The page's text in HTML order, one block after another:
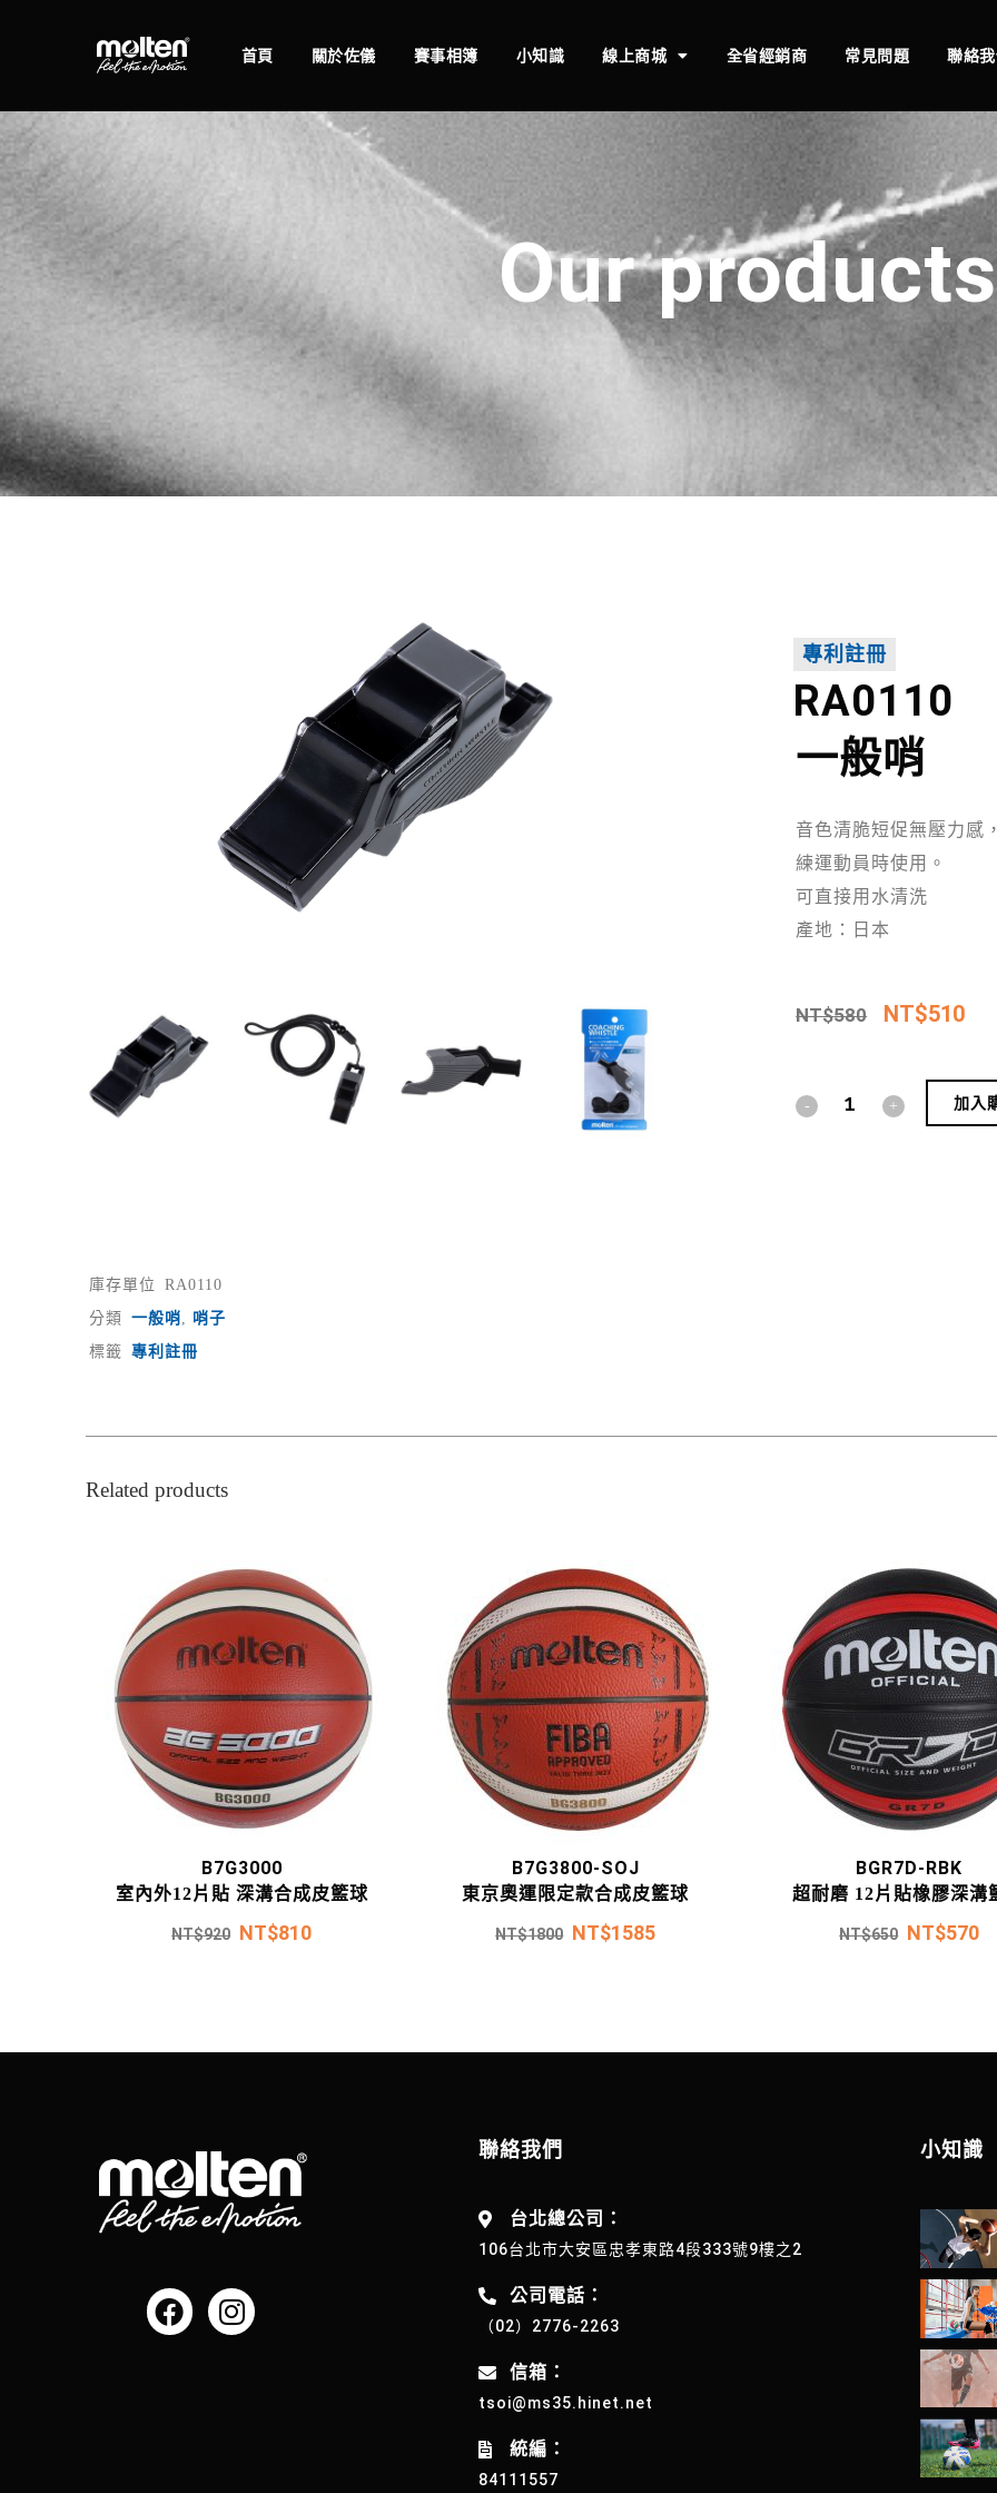
首頁 關於佐儀 賽事相簿 小知識 線上商城 全省經銷商 常見問題 聯絡我
Our products
專利註冊
RA0110
一般哨
音色清脆短促無壓力感
練運動員時使用。
可直接用水清洗
產地：日本
NT$580 NT$510
加入
庫存單位
RA0110
分類
一般哨
哨子
標籤
專利註冊
Related products
B7G3000
室內外12片貼 深溝合成皮籃球
NT$920 NT$810
B7G3800-SOJ
東京奧運限定款合成皮籃球
NT$1800 NT$1585
BGR7D-RBK
超耐磨 12片貼橡膠深溝
NT$650 NT$570
聯絡我們
台北總公司：
106台北市大安區忠孝東路4段333號9樓之2
公司電話：
（02）2776-2263
信箱：
tsoi@ms35.hinet.net
統編：
84111557
小知識